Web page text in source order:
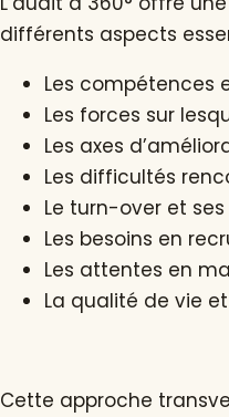
différents aspects
Les compétences
Les forces sur
Les axes
Les difficultés
Le turn-over et
Les besoins en
Les attentes en
La qualité de vie
Cette approche